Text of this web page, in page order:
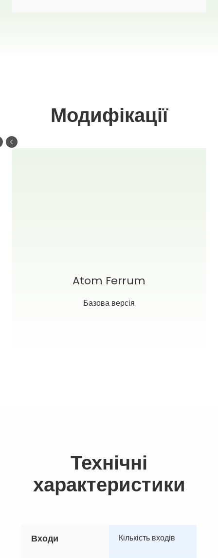
Модифікації
Atom Ferrum
Базова версія
Технічні
характеристики
Входи Кількість входів